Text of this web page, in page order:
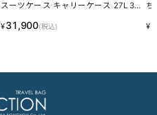
スーツケース キャリーケース 27L 35
トオープン ストッパー付 ACE World T
¥31,900(税込)
ち
¥